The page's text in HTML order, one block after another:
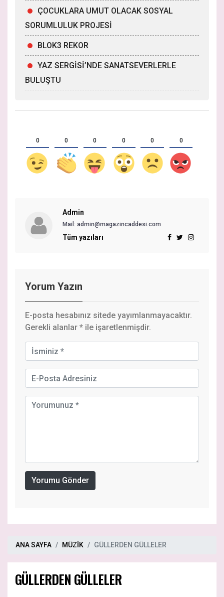
ÇOCUKLARA UMUT OLACAK SOSYAL
SORUMLULUK PROJESİ
BLOK3 REKOR
YAZ SERGİSİ’NDE SANATSEVERLERLE
BULUŞTU
0 0 0 0 0 0
Admin
Mail: admin@magazincaddesi.com
Tüm yazıları
Yorum Yazın
E-posta hesabınız sitede yayımlanmayacaktır.
Gerekli alanlar * ile işaretlenmişdir.
Yorumu Gönder
ANA SAYFA MÜZİK GÜLLERDEN GÜLLELER
GÜLLERDEN GÜLLELER